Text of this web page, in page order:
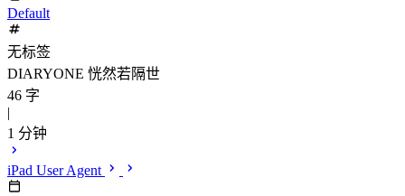
Default
无标签
DIARYONE 恍然若隔世
46 字
|
1 分钟
iPad User Agent